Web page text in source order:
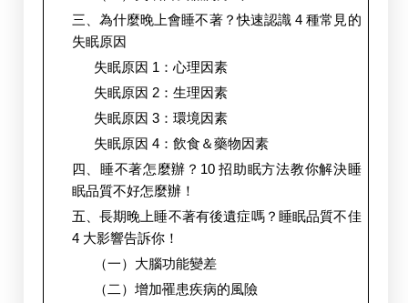
三、為什麼晚上會睡不著？快速認識 4 種常見的
失眠原因
失眠原因 1：心理因素
失眠原因 2：生理因素
失眠原因 3：環境因素
失眠原因 4：飲食＆藥物因素
四、睡不著怎麼辦？10 招助眠方法教你解決睡
眠品質不好怎麼辦！
五、長期晚上睡不著有後遺症嗎？睡眠品質不佳
4 大影響告訴你！
（一）大腦功能變差
（二）增加罹患疾病的風險